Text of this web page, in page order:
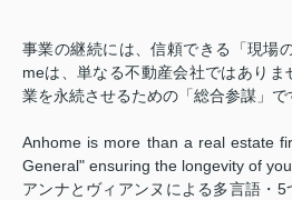
事業の継続には、信頼できる「現場
meは、単なる不動産会社ではあり
業を永続させるための「総合参謀」で
Anhome is more than a real estate
General" ensuring the longevity of
アンナとヴィアンヌによる多言語・5